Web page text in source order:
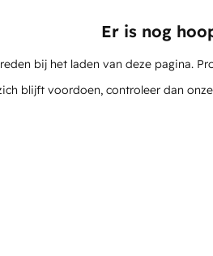
Er is nog
bij het laden van deze pagina.
blijft voordoen, controleer dan